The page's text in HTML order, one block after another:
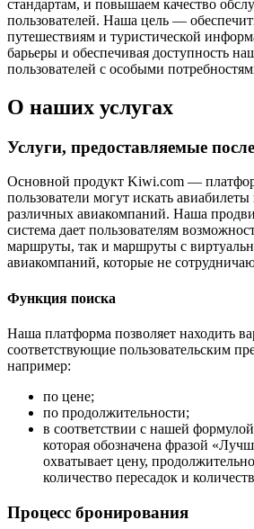
стандартам, и повышаем качество
пользователей. Наша цель —
путешествиям и туристической
барьеры и обеспечивая доступность
пользователей с особыми
О наших услугах
Услуги, предоставляемые
Основной продукт Kiwi.com —
пользователи могут искать
различных авиакомпаний. Наша
система дает пользователям
маршруты, так и маршруты с
авиакомпаний, которые не
Функция поиска
Наша платформа позволяет находить
соответствующие пользовательским
например:
по цене;
по продолжительности;
в соответствии с нашей
которая обозначена фразой
охватывает цену,
количество пересадок и
Процесс бронирования